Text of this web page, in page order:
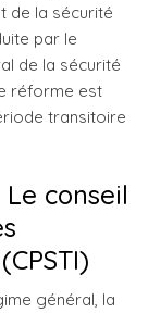
de la sécurité
par le
de la sécurité
réforme est
transitoire
conseil
général, la